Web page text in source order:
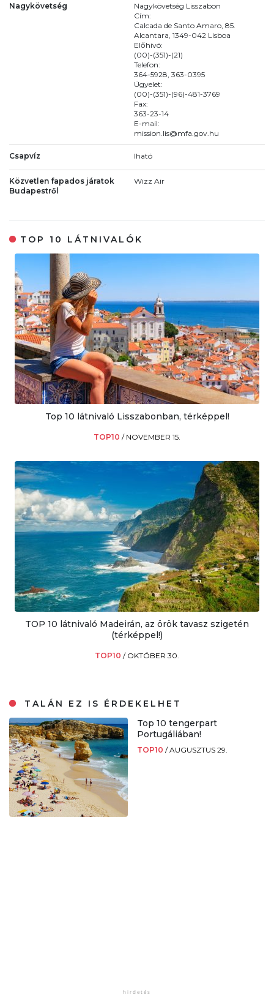
Nagykövetség
Nagykövetség Lisszabon
Cím:
Calcada de Santo Amaro, 85.
Alcantara, 1349-042 Lisboa
Előhívó:
(00)-(351)-(21)
Telefon:
364-5928, 363-0395
Ügyelet:
(00)-(351)-(96)-481-3769
Fax:
363-23-14
E-mail:
mission.lis@mfa.gov.hu
Csapvíz Iható
Közvetlen fapados járatok
Budapestről
Wizz Air
TOP 10 LÁTNIVALÓK
Top 10 látnivaló Lisszabonban, térképpel!
TOP10 / NOVEMBER 15.
TOP 10 látnivaló Madeirán, az örök tavasz szigetén
(térképpel!)
TOP10 / OKTÓBER 30.
TALÁN EZ IS ÉRDEKELHET
Top 10 tengerpart
Portugáliában!
TOP10 /AUGUSZTUS 29.